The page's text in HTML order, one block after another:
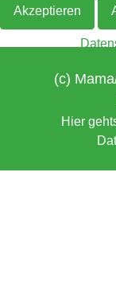
(c)
Hier
Akzeptieren